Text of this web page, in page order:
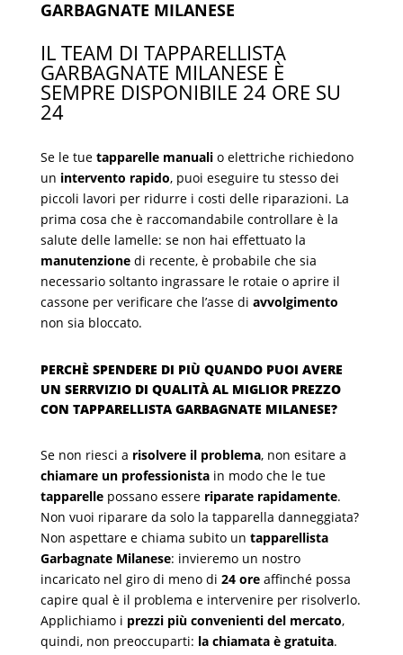
GARBAGNATE MILANESE
IL TEAM DI TAPPARELLISTA
GARBAGNATE MILANESE È
SEMPRE DISPONIBILE 24 ORE SU
24
Se le tue tapparelle manualio elettriche richiedono
un intervento rapido, puoi eseguire tu stesso dei
piccoli lavori per ridurre i costi delle riparazioni. La
prima cosa che è raccomandabile controllare è la
salute delle lamelle: se non hai effettuato la
manutenzionedi recente, è probabile che sia
necessario soltanto ingrassare le rotaie o aprire il
cassone per verificare che l’asse di avvolgimento
non sia bloccato.
PERCHÈ SPENDERE DI PIÙ QUANDO PUOI AVERE
UN SERRVIZIO DI QUALITÀ AL MIGLIOR PREZZO
CON TAPPARELLISTA GARBAGNATE MILANESE?
Se non riesci a risolvere il problema, non esitare a
chiamare un professionistain modo che le tue
tapparellepossano essere riparate rapidamente.
Non vuoi riparare da solo la tapparella danneggiata?
Non aspettare e chiama subito un tapparellista
Garbagnate Milanese: invieremo un nostro
incaricato nel giro di meno di 24 oreaffinché possa
capire qual è il problema e intervenire per risolverlo.
Applichiamo i prezzi più convenienti del mercato,
quindi, non preoccuparti: la chiamata è gratuita.